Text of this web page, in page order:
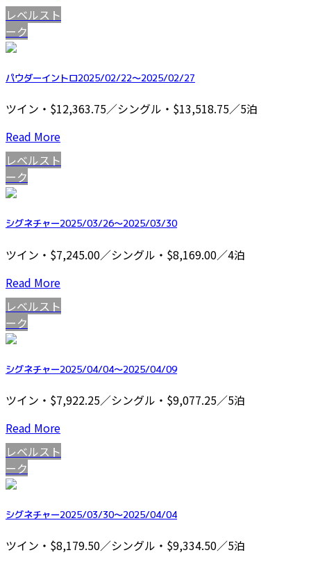
レベルスト
ーク
パウダーイントロ2025/02/22～2025/02/27
ツイン・$12,363.75／シングル・$13,518.75／5泊
Read More
レベルスト
ーク
シグネチャー2025/03/26～2025/03/30
ツイン・$7,245.00／シングル・$8,169.00／4泊
Read More
レベルスト
ーク
シグネチャー2025/04/04～2025/04/09
ツイン・$7,922.25／シングル・$9,077.25／5泊
Read More
レベルスト
ーク
シグネチャー2025/03/30～2025/04/04
ツイン・$8,179.50／シングル・$9,334.50／5泊